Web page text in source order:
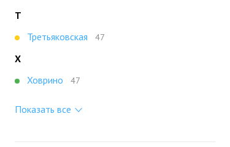
Т
Третьяковская
47
Х
Ховрино
47
Показать все